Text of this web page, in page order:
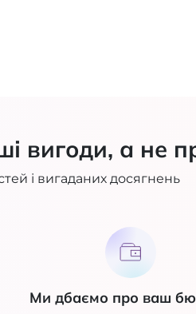
вигоди, а не
і вигаданих досягнень
Ми дбаємо про ваш